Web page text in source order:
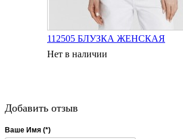
112505 БЛУЗКА ЖЕНСКАЯ
Нет в наличии
Добавить отзыв
Ваше Имя (*)